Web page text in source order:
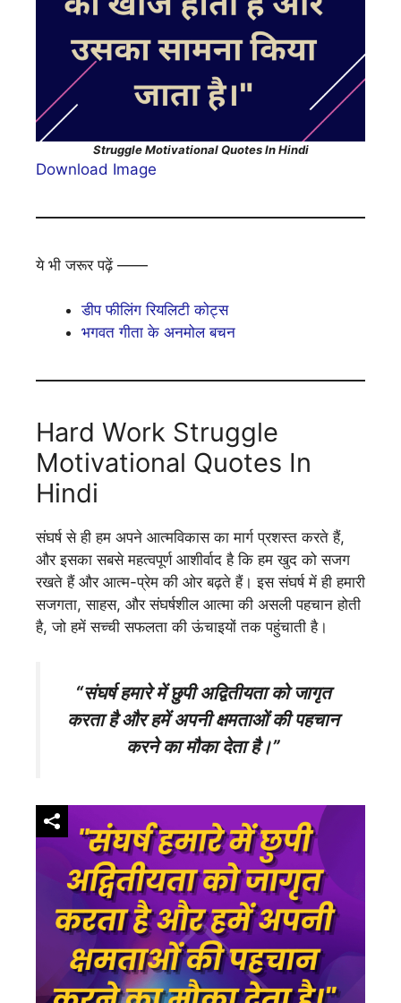
Struggle Motivational Quotes In Hindi
Download Image
ये भी जरूर पढ़ें ——
डीप फीलिंग रियलिटी कोट्स
भगवत गीता के अनमोल बचन
Hard Work Struggle
Motivational Quotes In
Hindi
संघर्ष से ही हम अपने आत्मविकास का मार्ग प्रशस्त करते हैं,
और इसका सबसे महत्वपूर्ण आशीर्वाद है कि हम खुद को सजग
रखते हैं और आत्म-प्रेम की ओर बढ़ते हैं। इस संघर्ष में ही हमारी
सजगता, साहस, और संघर्षशील आत्मा की असली पहचान होती
है, जो हमें सच्ची सफलता की ऊंचाइयों तक पहुंचाती है।
“संघर्ष हमारे में छुपी अद्वितीयता को जागृत
करता है और हमें अपनी क्षमताओं की पहचान
करने का मौका देता है।”